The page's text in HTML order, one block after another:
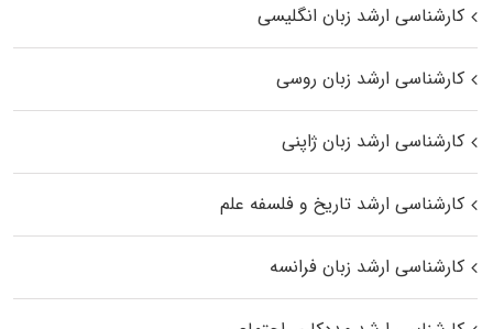
کارشناسی ارشد زبان انگلیسی
کارشناسی ارشد زبان روسی
کارشناسی ارشد زبان ژاپنی
کارشناسی ارشد تاریخ و فلسفه علم
کارشناسی ارشد زبان فرانسه